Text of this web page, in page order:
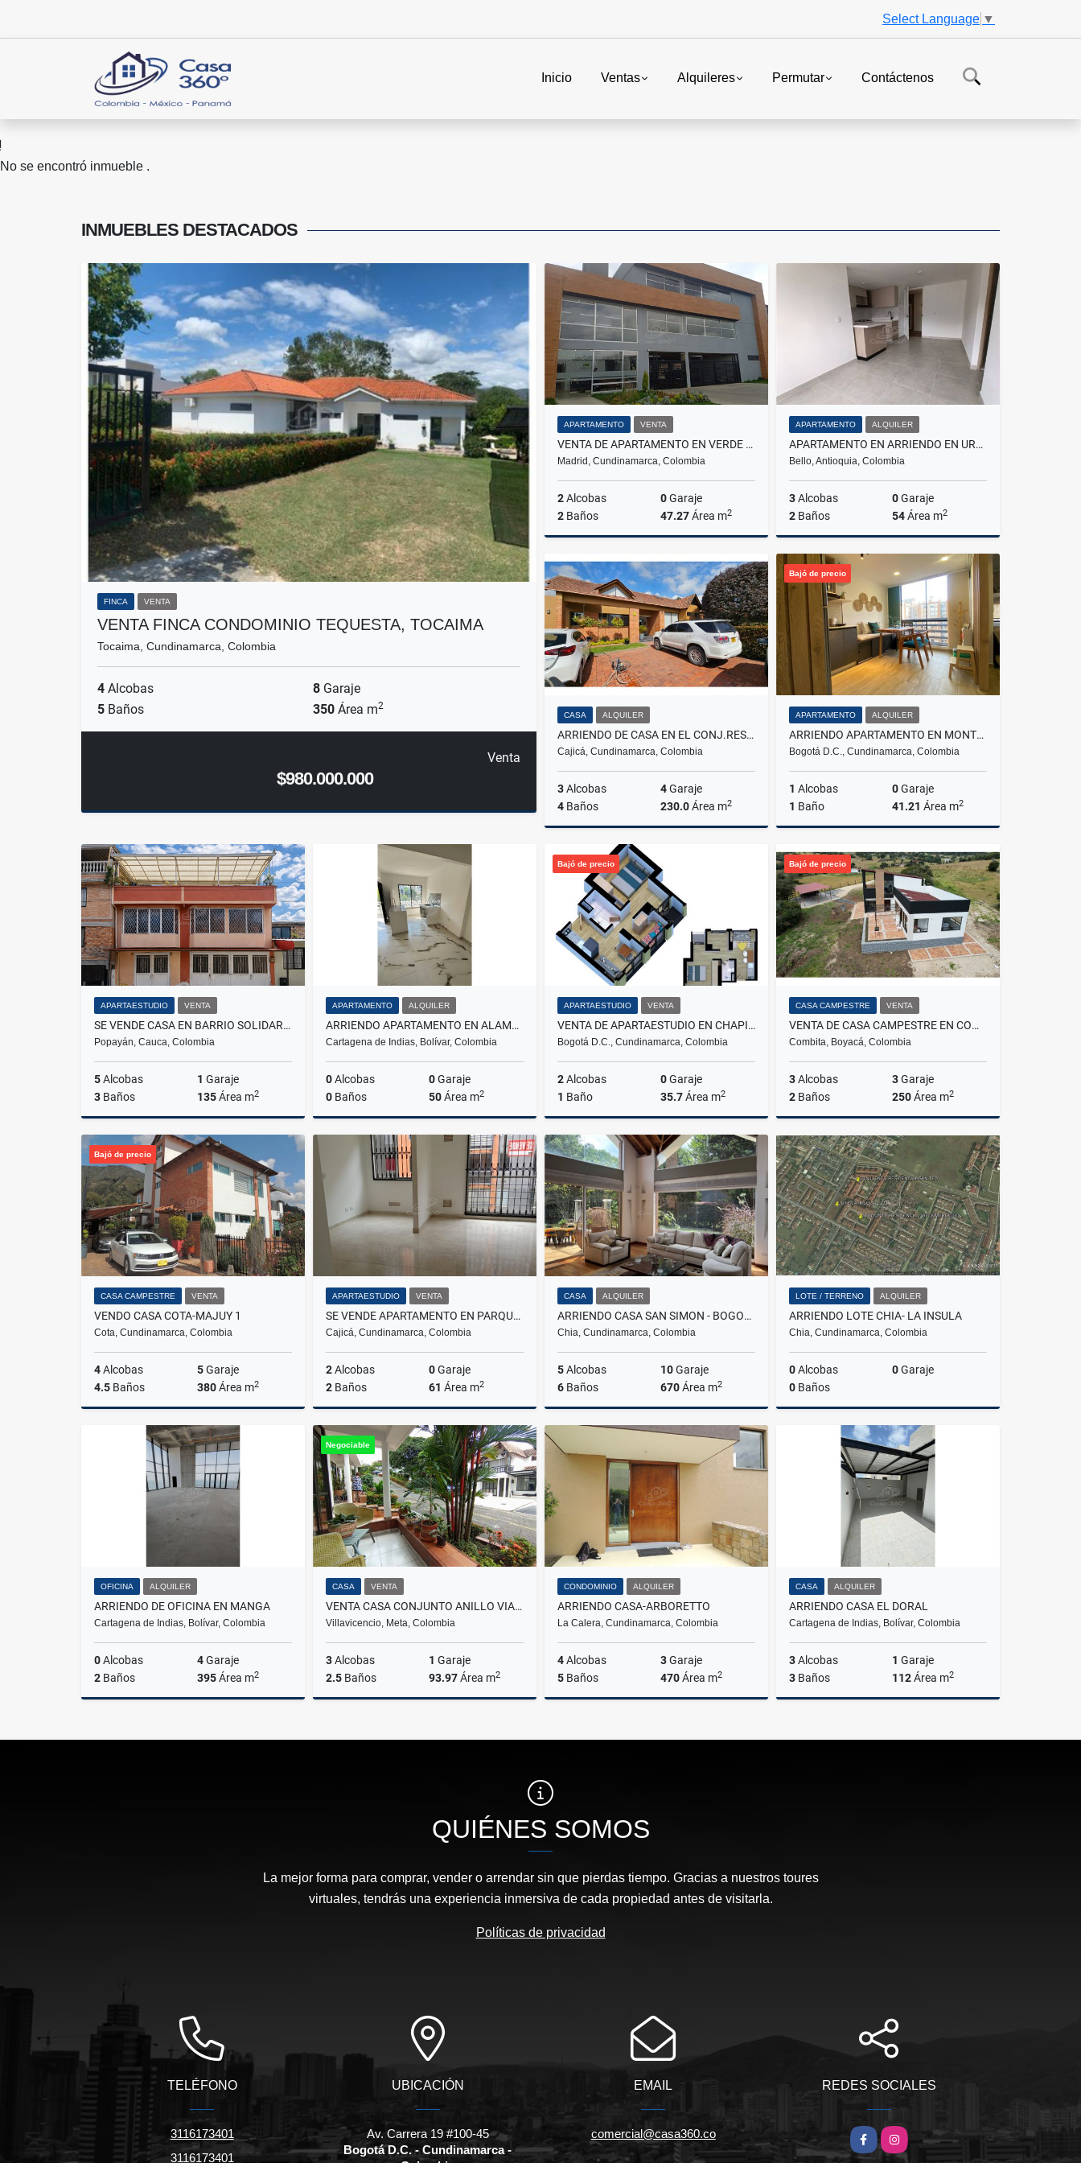
Select Language ▼
Inicio Ventas Alquileres Permutar Contáctenos
No se encontró inmueble .
INMUEBLES DESTACADOS
FINCA VENTA
VENTA FINCA CONDOMINIO TEQUESTA, TOCAIMA
Tocaima, Cundinamarca, Colombia
4 Alcobas 8 Garaje
5 Baños 350 Área m2
Venta
$980.000.000
APARTAMENTO VENTA
VENTA DE APARTAMENTO EN VERDE VIVO MADRID
Madrid, Cundinamarca, Colombia
2Alcobas 0Garaje
2 Baños 47.27Área m2
Venta
$165.000.000
APARTAMENTO ALQUILER
APARTAMENTO EN ARRIENDO EN URBANIZACIÓN SENDERO SILVESTRE
Bello, Antioquia, Colombia
3Alcobas 0Garaje
2 Baños 54Área m2
Alquiler
$1.700.000
CASA ALQUILER
ARRIENDO DE CASA EN EL CONJ.RES.CANELON RESERVADO, CAJICA
Cajicá, Cundinamarca, Colombia
3Alcobas 4Garaje
4 Baños 230.0Área m2
$8.500.000
Bajó de precio
APARTAMENTO ALQUILER
ARRIENDO APARTAMENTO EN MONTEVIDEO SALITRE FONTIBON BOGOTÁ
Bogotá D.C., Cundinamarca, Colombia
1 Alcobas 0Garaje
1 Baño 41.21 Área m2
Alquiler
$1.900.000
APARTAESTUDIO VENTA
SE VENDE CASA EN BARRIO SOLIDARIDAD – POPAYÁN
Popayán, Cauca, Colombia
5Alcobas 1 Garaje
3 Baños 135Área m2
Venta
$350.000.000
APARTAMENTO ALQUILER
ARRIENDO APARTAMENTO EN ALAMEDA LA VICTORIA
Cartagena de Indias, Bolívar, Colombia
0Alcobas 0Garaje
0 Baños 50Área m2
Alquiler
$1.100.000
Bajó de precio
APARTAESTUDIO VENTA
VENTA DE APARTAESTUDIO EN CHAPINERO OCCIDENTAL
Bogotá D.C., Cundinamarca, Colombia
2Alcobas 0Garaje
1 Baño 35.7Área m2
Venta
$310.000.000
Bajó de precio
CASA CAMPESTRE VENTA
VENTA DE CASA CAMPESTRE EN COMBITA
Combita, Boyacá, Colombia
3Alcobas 3Garaje
2 Baños 250Área m2
Venta
$800.000.000
Alquiler
Bajó de precio
CASA CAMPESTRE VENTA
VENDO CASA COTA-MAJUY 1
Cota, Cundinamarca, Colombia
4Alcobas 5Garaje
4.5 Baños 380Área m2
$1.797.000.000
APARTAESTUDIO VENTA
SE VENDE APARTAMENTO EN PARQUES DE HATOGRANDE EN CAJICÁ
Cajicá, Cundinamarca, Colombia
2Alcobas 0Garaje
2 Baños 61 Área m2
Venta
$205.000.000
CASA ALQUILER
ARRIENDO CASA SAN SIMON - BOGOTA
Chia, Cundinamarca, Colombia
5Alcobas 10Garaje
6 Baños 670Área m2
Alquiler
LOTE / TERRENO ALQUILER
ARRIENDO LOTE CHIA- LA INSULA
Chia, Cundinamarca, Colombia
0Alcobas 0Garaje
0 Baños
$18.000.000
OFICINA ALQUILER
ARRIENDO DE OFICINA EN MANGA
Cartagena de Indias, Bolívar, Colombia
0Alcobas 4Garaje
2 Baños 395Área m2
$47.400.000
Negociable
CASA VENTA
VENTA CASA CONJUNTO ANILLO VIAL HACARITAMA
Villavicencio, Meta, Colombia
3Alcobas 1 Garaje
2.5 Baños 93.97Área m2
$355.000.000
CONDOMINIO ALQUILER
ARRIENDO CASA-ARBORETTO
La Calera, Cundinamarca, Colombia
4Alcobas 3Garaje
5 Baños 470Área m2
$11.855.200
CASA ALQUILER
ARRIENDO CASA EL DORAL
Cartagena de Indias, Bolívar, Colombia
3Alcobas 1 Garaje
3 Baños 112Área m2
$3.200.000
QUIÉNES SOMOS
La mejor forma para comprar, vender o arrendar sin que pierdas tiempo. Gracias a nuestros toures
virtuales, tendrás una experiencia inmersiva de cada propiedad antes de visitarla.
Políticas de privacidad
TELÉFONO
3116173401
3116173401
UBICACIÓN
Av. Carrera 19 #100-45
Bogotá D.C. - Cundinamarca -
EMAIL
comercial@casa360.co
REDES SOCIALES
FacebookInstagram